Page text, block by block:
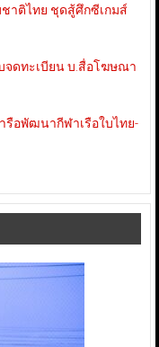
าติไทย ชุดสู้ศึกซีเกมส์
บจดทะเบียน บ.สื่อโฆษณา
รือพัฒนากีฬาเรือใบไทย-